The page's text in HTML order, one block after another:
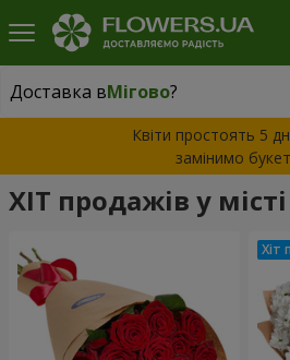
Доставка вМігово?
Доставка вМігово|
Квіти простоять 5
замінимо букет
ХІТ продажів у